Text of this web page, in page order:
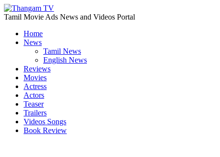
Tamil Movie Ads News and Videos Portal
Home
News
Tamil News
English News
Reviews
Movies
Actress
Actors
Teaser
Trailers
Videos Songs
Book Review